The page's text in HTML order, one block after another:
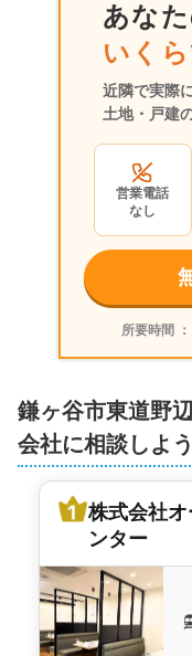
千葉県鎌ヶ谷市東
更地
2,200万円
千葉県鎌ヶ谷市東
階
92㎡
1,600万円
千葉県鎌ヶ谷市東
土地面積:127㎡
株式会社宅商住販
あなた
いくら
近隣で実際
土地・戸建
営業電話
なし
所要時間 ：
鎌ヶ谷市東道野
会社に相談しよう
株式会社
ンター